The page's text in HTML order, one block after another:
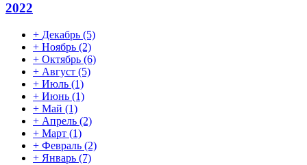
2022
+ Декабрь (5)
+ Ноябрь (2)
+ Октябрь (6)
+ Август (5)
+ Июль (1)
+ Июнь (1)
+ Май (1)
+ Апрель (2)
+ Март (1)
+ Февраль (2)
+ Январь (7)